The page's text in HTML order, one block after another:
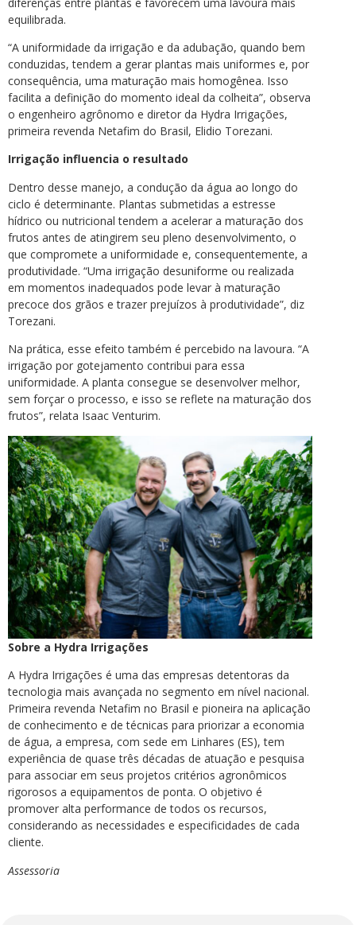
equilibrada.
“A uniformidade da irrigação e da adubação, quando bem
conduzidas, tendem a gerar plantas mais uniformes e, por
consequência, uma maturação mais homogênea. Isso
facilita a definição do momento ideal da colheita”, observa
o engenheiro agrônomo e diretor da Hydra Irrigações,
primeira revenda Netafim do Brasil, Elidio Torezani.
Irrigação influencia o resultado
Dentro desse manejo, a condução da água ao longo do
ciclo é determinante. Plantas submetidas a estresse
hídrico ou nutricional tendem a acelerar a maturação dos
frutos antes de atingirem seu pleno desenvolvimento, o
que compromete a uniformidade e, consequentemente, a
produtividade. “Uma irrigação desuniforme ou realizada
em momentos inadequados pode levar à maturação
precoce dos grãos e trazer prejuízos à produtividade”, diz
Torezani.
Na prática, esse efeito também é percebido na lavoura. “A
irrigação por gotejamento contribui para essa
uniformidade. A planta consegue se desenvolver melhor,
sem forçar o processo, e isso se reflete na maturação dos
frutos”, relata Isaac Venturim.
Sobre a Hydra Irrigações
A Hydra Irrigações é uma das empresas detentoras da
tecnologia mais avançada no segmento em nível nacional.
Primeira revenda Netafim no Brasil e pioneira na aplicação
de conhecimento e de técnicas para priorizar a economia
de água, a empresa, com sede em Linhares (ES), tem
experiência de quase três décadas de atuação e pesquisa
para associar em seus projetos critérios agronômicos
rigorosos a equipamentos de ponta. O objetivo é
promover alta performance de todos os recursos,
considerando as necessidades e especificidades de cada
cliente.
Assessoria